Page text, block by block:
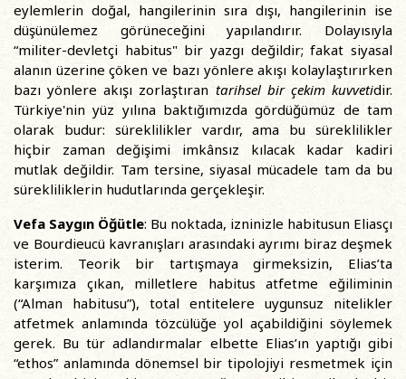
eylemlerin doğal, hangilerinin sıra dışı, hangilerinin ise
düşünülemez görüneceğini yapılandırır. Dolayısıyla
“militer-devletçi habitus" bir yazgı değildir; fakat siyasal
alanın üzerine çöken ve bazı yönlere akışı kolaylaştırırken
bazı yönlere akışı zorlaştıran tarihsel bir çekim kuvvetidir.
Türkiye'nin yüz yılına baktığımızda gördüğümüz de tam
olarak budur: süreklilikler vardır, ama bu süreklilikler
hiçbir zaman değişimi imkânsız kılacak kadar kadiri
mutlak değildir. Tam tersine, siyasal mücadele tam da bu
sürekliliklerin hudutlarında gerçekleşir.
Vefa Saygın Öğütle: Bu noktada, izninizle habitusun Eliasçı
ve Bourdieucü kavranışları arasındaki ayrımı biraz deşmek
isterim. Teorik bir tartışmaya girmeksizin, Elias’ta
karşımıza çıkan, milletlere habitus atfetme eğiliminin
(“Alman habitusu”), total entitelere uygunsuz nitelikler
atfetmek anlamında tözcülüğe yol açabildiğini söylemek
gerek. Bu tür adlandırmalar elbette Elias’ın yaptığı gibi
“ethos” anlamında dönemsel bir tipolojiyi resmetmek için